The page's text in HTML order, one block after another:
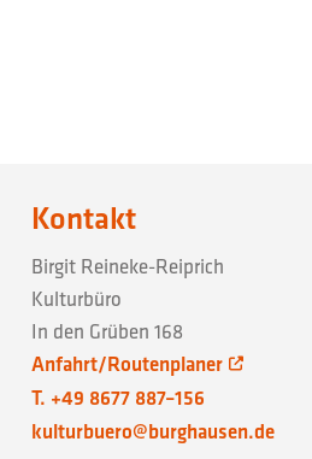
Kontakt
Birgit Reineke-Reiprich
Kulturbüro
In den Grüben 168
Anfahrt/Routenplaner
T. +49 8677 887–156
kulturbuero@burghausen.de